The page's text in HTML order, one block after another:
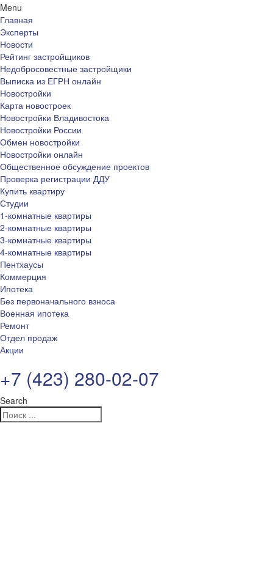
Menu
Главная
Эксперты
Новости
Рейтинг застройщиков
Недобросовестные застройщики
Выписка из ЕГРН онлайн
Новостройки
Карта новостроек
Новостройки Владивостока
Новостройки России
Обмен новостройки
Новостройки онлайн
Общественное обсуждение проектов
Проверка регистрации ДДУ
Купить квартиру
Студии
1-комнатные квартиры
2-комнатные квартиры
3-комнатные квартиры
4-комнатные квартиры
Пентхаусы
Коммерция
Ипотека
Без первоначального взноса
Военная ипотека
Ремонт
Отдел продаж
Акции
+7 (423) 280-02-07
Search